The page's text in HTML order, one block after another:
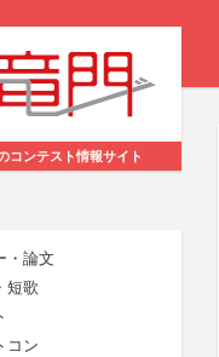
コンテスト情報サイト
・論文
短歌
コン